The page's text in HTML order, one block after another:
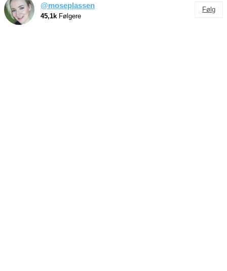
@moseplassen
45,1k Følgere
Følg